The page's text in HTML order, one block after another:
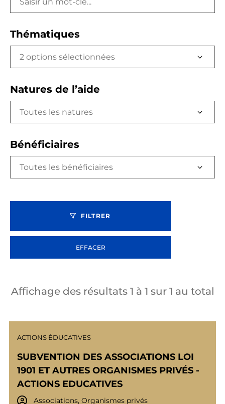
Thématiques
2 options sélectionnées
Natures de l’aide
Toutes les natures
Bénéficiaires
Toutes les bénéficiaires
FILTRER
EFFACER
Affichage des résultats 1 à 1 sur 1 au total
ACTIONS ÉDUCATIVES
SUBVENTION DES ASSOCIATIONS LOI
1901 ET AUTRES ORGANISMES PRIVÉS -
ACTIONS EDUCATIVES
Associations, Organismes privés